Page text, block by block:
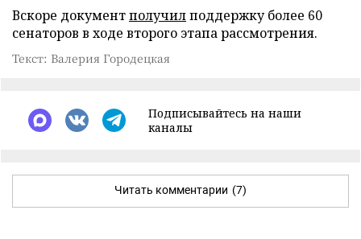
Вскоре документполучилподдержку более 60
сенаторов в ходе второго этапа рассмотрения.
Текст: Валерия Городецкая
Подписывайтесь на наши
каналы
Читать комментарии (7)